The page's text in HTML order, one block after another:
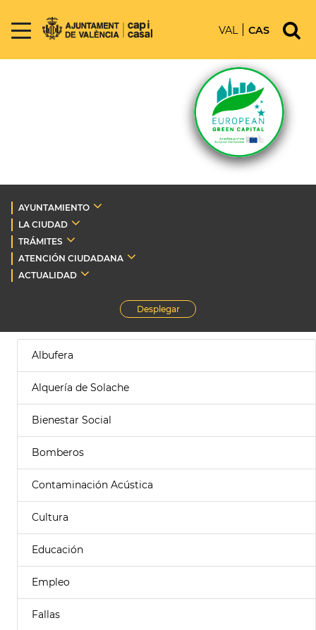
VAL CAS
AYUNTAMIENTO
LA CIUDAD
TRÁMITES
ATENCIÓN CIUDADANA
ACTUALIDAD
Desplegar
Albufera
Alquería de Solache
Bienestar Social
Bomberos
Contaminación Acústica
Cultura
Educación
Empleo
Fallas